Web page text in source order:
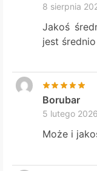
8 sierpnia
Jakoś
jest
Borubar
5 lutego 2026
Może i